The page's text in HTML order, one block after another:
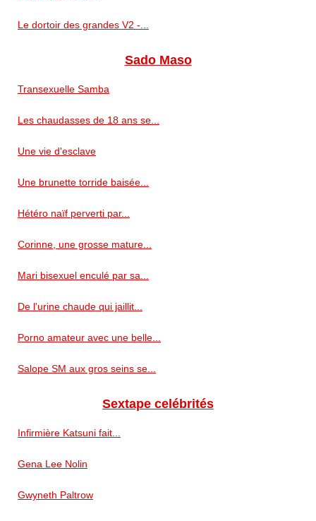
Le dortoir des grandes V2 -...
Sado Maso
Transexuelle Samba
Les chaudasses de 18 ans se...
Une vie d'esclave
Une brunette torride baisée...
Hétéro naïf perverti par...
Corinne, une grosse mature...
Mari bisexuel enculé par sa...
De l'urine chaude qui jaillit...
Porno amateur avec une belle...
Salope SM aux gros seins se...
Sextape celébrités
Infirmière Katsuni fait...
Gena Lee Nolin
Gwyneth Paltrow